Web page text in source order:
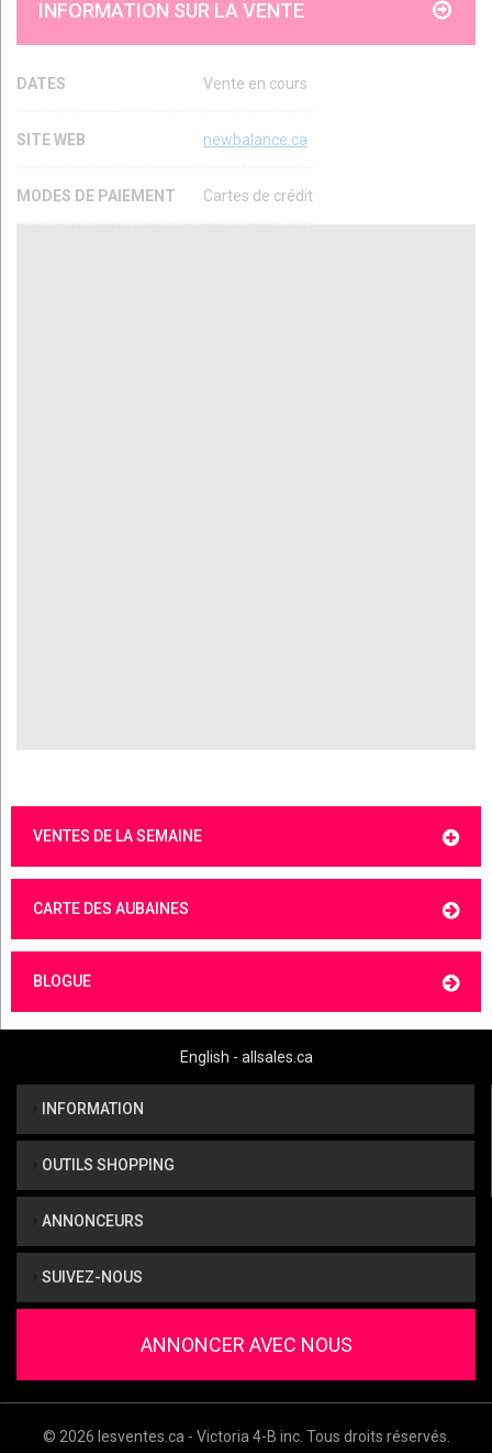
INFORMATION SUR LA VENTE
DATES Vente en cours
SITE WEB newbalance.ca
MODES DE PAIEMENT Cartes de crédit
VENTES DE LA SEMAINE
CARTE DES AUBAINES
BLOGUE
English - allsales.ca
INFORMATION
OUTILS SHOPPING
ANNONCEURS
SUIVEZ-NOUS
ANNONCER AVEC NOUS
© 2026 lesventes.ca - Victoria 4-B inc. Tous droits réservés.